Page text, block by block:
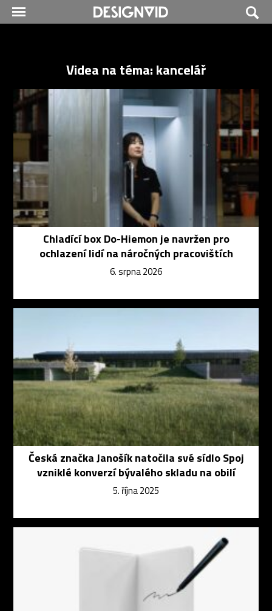
Videa na téma: kancelář
Chladící box Do-Hiemon je navržen pro
ochlazení lidí na náročných pracovištích
6. srpna 2026
Česká značka Janošík natočila své sídlo Spoj
vzniklé konverzí bývalého skladu na obilí
5. října 2025